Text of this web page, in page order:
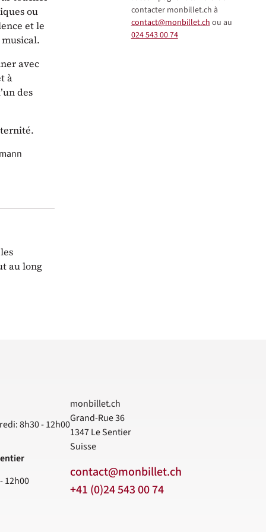
ou
et le
avec
à
des
au long
contacter monbillet.ch à
contact@monbillet.chou au
024 543 00 74
8h30 - 12h00
12h00
monbillet.ch
Grand-Rue 36
1347Le Sentier
Suisse
contact@monbillet.ch
+41 (0)24 543 00 74